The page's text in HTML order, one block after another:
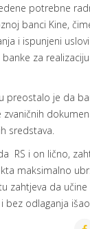
potrebne
banci Kine,
i ispunjeni
za
preostalo je da
sredstava.
RS i on lično,
maksimalno
zahtjeva da
odlaganja